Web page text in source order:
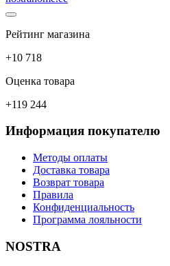
Рейтинг магазина
+10 718
Оценка товара
+119 244
Информация покупателю
Методы оплаты
Доставка товара
Возврат товара
Правила
Конфиденциальность
Программа лояльности
NOSTRA